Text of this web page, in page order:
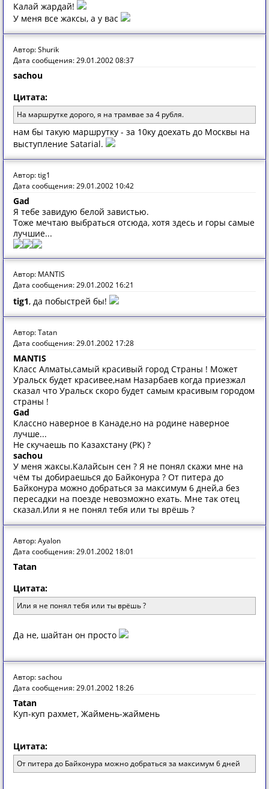
Калай жардай!
У меня все жаксы, а у вас
Автор: Shurik
Дата сообщения: 29.01.2002 08:37
sachou
Цитата:
На маршрутке дорого, я на трамвае за 4 рубля.
нам бы такую маршрутку - за 10ку доехать до Москвы на
выступление Satarial.
Автор: tig1
Дата сообщения: 29.01.2002 10:42
Gad
Я тебе завидую белой завистью.
Тоже мечтаю выбраться отсюда, хотя здесь и горы самые
лучшие...
Автор: MANTIS
Дата сообщения: 29.01.2002 16:21
tig1, да побыстрей бы!
Автор: Tatan
Дата сообщения: 29.01.2002 17:28
MANTIS
Класс Алматы,самый красивый город Страны ! Может
Уральск будет красивее,нам Назарбаев когда приезжал
сказал что Уральск скоро будет самым красивым городом
страны !
Gad
Классно наверное в Канаде,но на родине наверное
лучше...
Не скучаешь по Казахстану (РК) ?
sachou
У меня жаксы.Калайсын сен ? Я не понял скажи мне на
чём ты добираешься до Байконура ? От питера до
Байконура можно добраться за максимум 6 дней,а без
пересадки на поезде невозможно ехать. Мне так отец
сказал.Или я не понял тебя или ты врёшь ?
Автор: Ayalon
Дата сообщения: 29.01.2002 18:01
Tatan
Цитата:
Или я не понял тебя или ты врёшь ?
Да не, шайтан он просто
Автор: sachou
Дата сообщения: 29.01.2002 18:26
Tatan
Куп-куп рахмет, Жаймень-жаймень
Цитата:
От питера до Байконура можно добраться за максимум 6 дней